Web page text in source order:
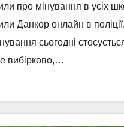
про мінування в усіх
Данкор онлайн в
сьогодні
вибірково,…